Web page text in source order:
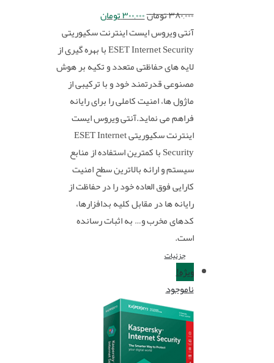
۳۸۰,۰۰۰تومان۳۰۰,۰۰۰تومان
آنتی ویروس ایست اینترنت سکیوریتی
ESET Internet Security با بهره گیری از
لایه های حفاظتی متعدد و تکیه بر هوش
مصنوعی قدرتمند خود و با ترکیبی از
ماژول ها، امنیت کاملی را برای رایانه
فراهم می نماید.آنتی ویروس ایست
اینترنت سکیوریتی ESET Internet
Security با کمترین استفاده از منابع
سیستم و ارائه بالاترین سطح امنیت
کارایی فوق العاده خود را در حفاظت از
رایانه ها در مقابل کلیه بدافزارها،
کدهای مخرب و… به اثبات رسانده
است.
جزئیات
ویژه!
ناموجود